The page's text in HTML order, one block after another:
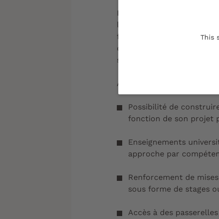
This
Depuis la rentrée 2021, il
le
formation
d’études. Organisée sur
schéma européen LMD.
Avec le Bachelor
Possibilité de
fonction de son projet
Enseignements
approche par
Renforcement de
sous forme de stages
Accès à des